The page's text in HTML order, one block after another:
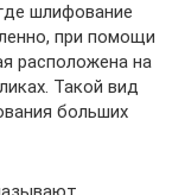
шлифование
при помощи
расположена на
Такой вид
больших